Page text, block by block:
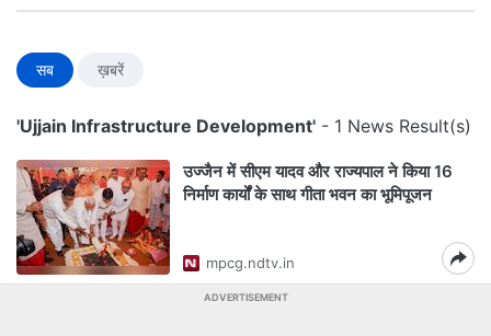
सब ख़बरें
'Ujjain Infrastructure Development' - 1 News Result(s)
उज्जैन में सीएम यादव और राज्यपाल ने किया 16
निर्माण कार्यों के साथ गीता भवन का भूमिपूजन
mpcg.ndtv.in
ADVERTISEMENT